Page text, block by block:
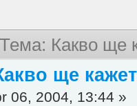
Тема: Какво ще
ще
06, 2004, 13:44 »